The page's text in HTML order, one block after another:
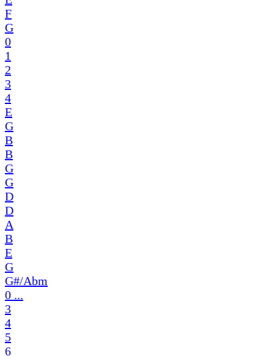
F
G
0
1
2
3
4
E
G
B
B
G
G
D
D
A
B
E
G
G#/Abm
0 ...
3
4
5
6